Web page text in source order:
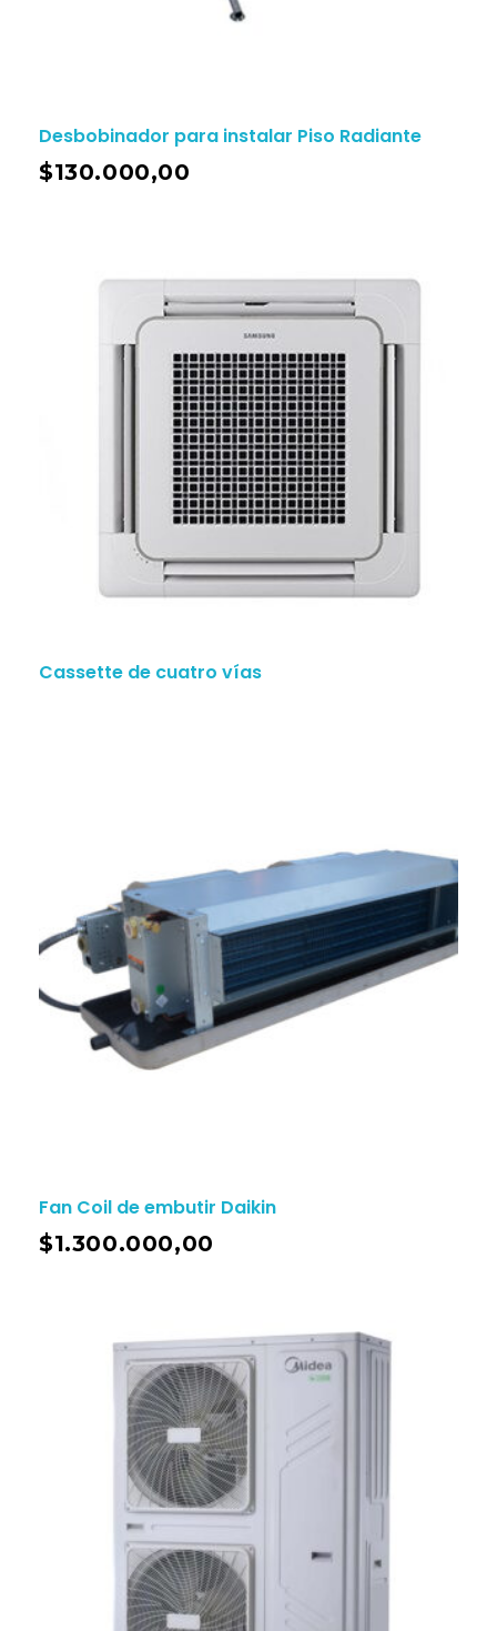
Desbobinador para instalar Piso Radiante
$130.000,00
Cassette de cuatro vías
Fan Coil de embutir Daikin
$1.300.000,00